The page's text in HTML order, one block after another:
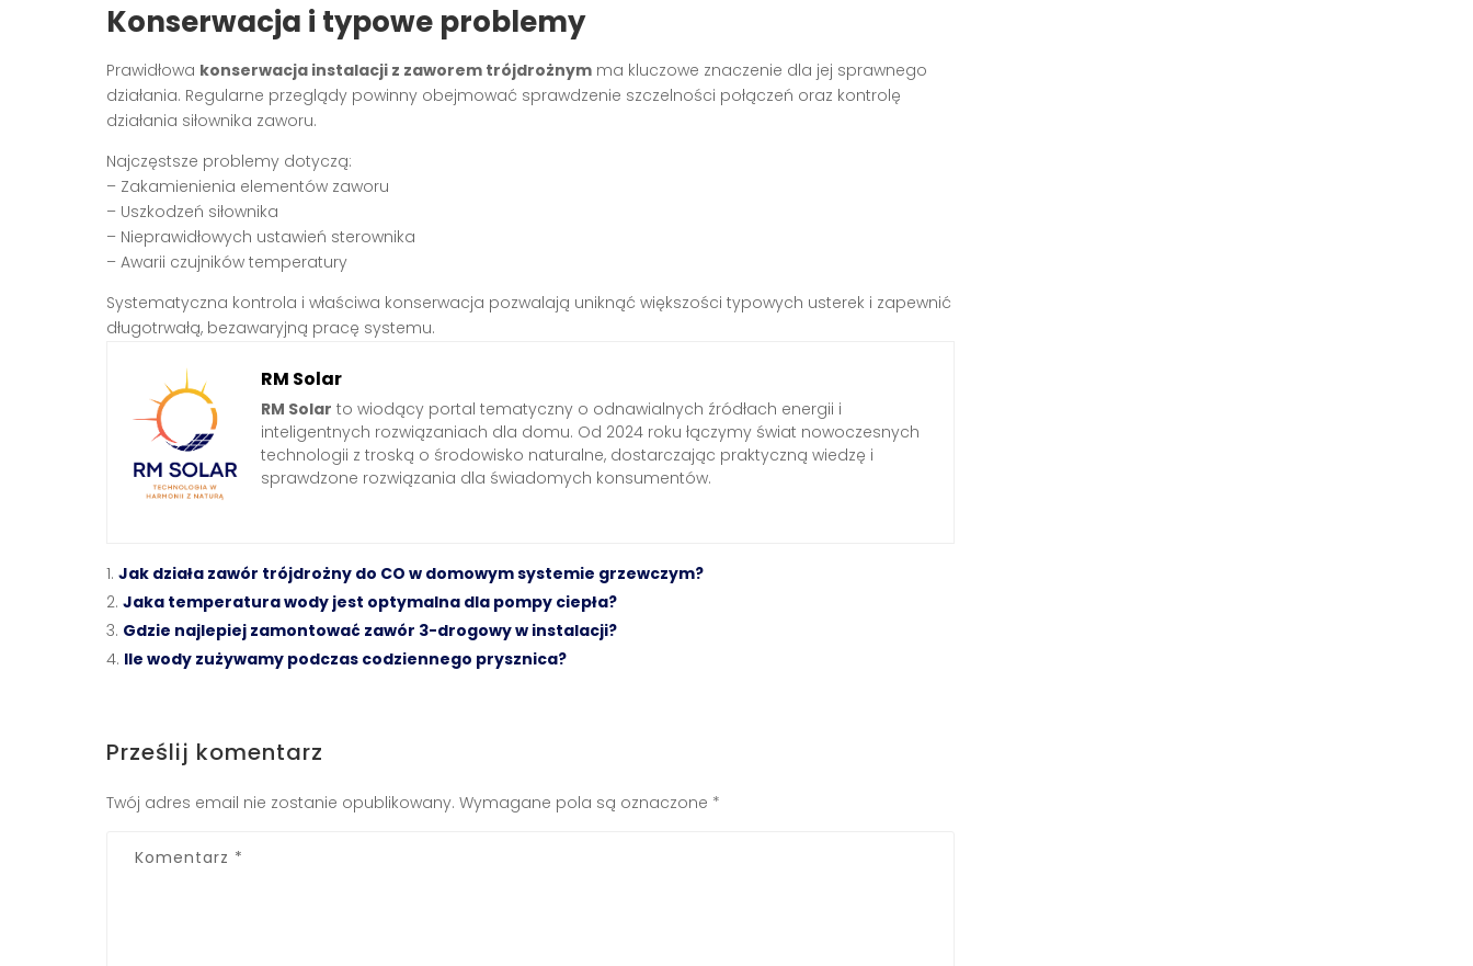
Konserwacja i typowe problemy
Prawidłowa konserwacja instalacji z zaworem trójdrożnym ma kluczowe znaczenie dla jej sprawnego
działania. Regularne przeglądy powinny obejmować sprawdzenie szczelności połączeń oraz kontrolę
działania siłownika zaworu.
Najczęstsze problemy dotyczą:
– Zakamienienia elementów zaworu
– Uszkodzeń siłownika
– Nieprawidłowych ustawień sterownika
– Awarii czujników temperatury
Systematyczna kontrola i właściwa konserwacja pozwalają uniknąć większości typowych usterek i zapewnić
długotrwałą, bezawaryjną pracę systemu.
RM Solar
RM Solar to wiodący portal tematyczny o odnawialnych źródłach energii i
inteligentnych rozwiązaniach dla domu. Od 2024 roku łączymy świat nowoczesnych
technologii z troską o środowisko naturalne, dostarczając praktyczną wiedzę i
sprawdzone rozwiązania dla świadomych konsumentów.
Jak działa zawór trójdrożny do CO w domowym systemie grzewczym?
Jaka temperatura wody jest optymalna dla pompy ciepła?
Gdzie najlepiej zamontować zawór 3-drogowy w instalacji?
Ile wody zużywamy podczas codziennego prysznica?
Prześlij komentarz
Twój adres email nie zostanie opublikowany. Wymagane pola są oznaczone *